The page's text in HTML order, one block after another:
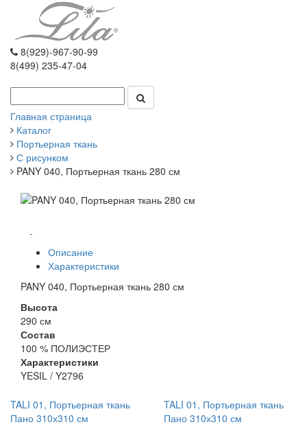
8(929)-967-90-99
8(499) 235-47-04
Главная страница
Каталог
Портьерная ткань
С рисунком
PANY 040, Портьерная ткань 280 см
-
Описание
Характеристики
PANY 040, Портьерная ткань 280 см
Высота
290 см
Состав
100 % ПОЛИЭСТЕР
Характеристики
YESIL / Y2796
TALI 01, Портьерная ткань
Пано 310х310 см
TALI 01, Портьерная ткань
Пано 310х310 см